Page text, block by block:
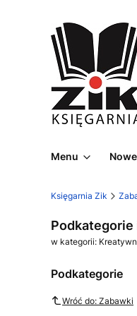
Menu
Księgarnia Zik
w kategorii:
Podkategorie
Wróć do: Zabawki